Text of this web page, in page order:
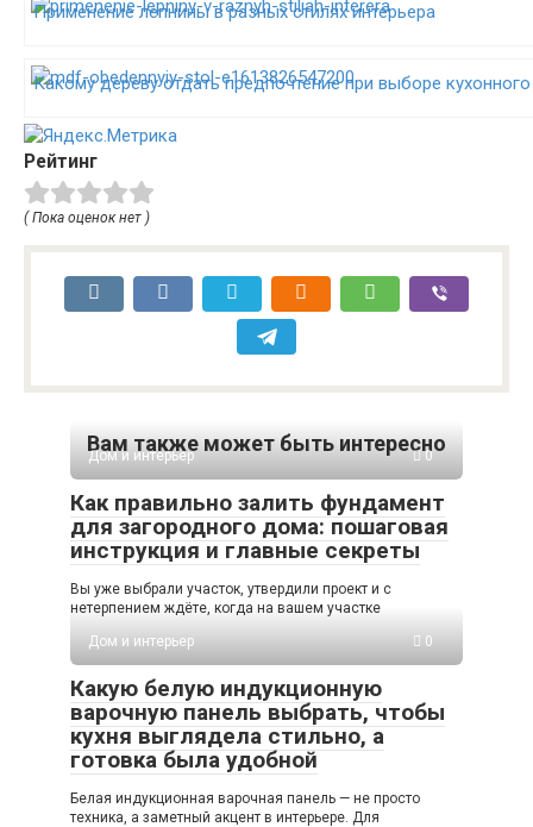
Применение лепнины в разных стилях интерьера
Какому дереву отдать предпочтение при выборе
Рейтинг
( Пока оценок нет )
Вам также может быть интересно
Дом и интерьер 0
Как правильно залить фундамент
для загородного дома: пошаговая
инструкция и главные секреты
Вы уже выбрали участок, утвердили проект и с
нетерпением ждёте, когда на вашем участке
Дом и интерьер
0
Какую белую индукционную
варочную панель выбрать, чтобы
кухня выглядела стильно, а
готовка была удобной
Белая индукционная варочная панель — не просто
техника, а заметный акцент в интерьере. Для